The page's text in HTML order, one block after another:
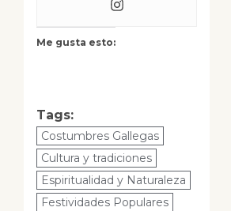
Me gusta esto:
Tags:
Costumbres Gallegas
Cultura y tradiciones
Espiritualidad y Naturaleza
Festividades Populares